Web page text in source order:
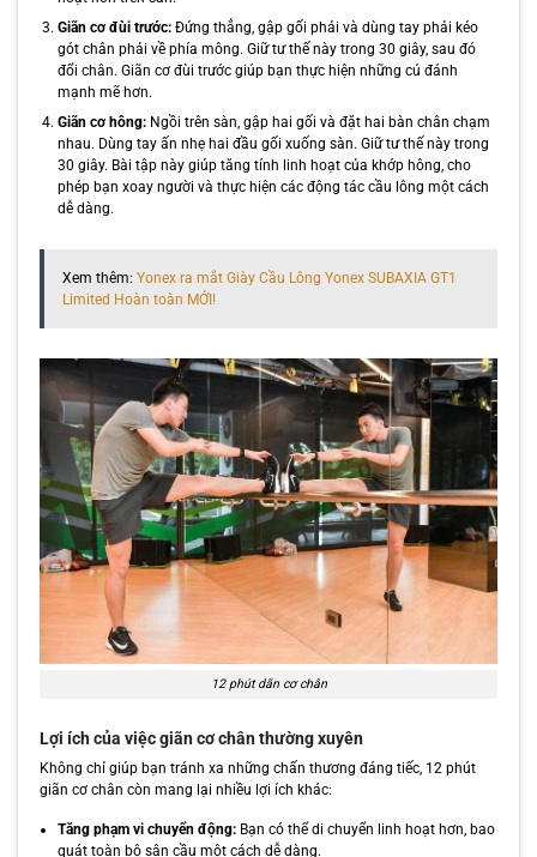
Giãn cơ đùi trước:Đứng thẳng, gập gối phải và dùng tay phải kéo
gót chân phải về phía mông. Giữ tư thế này trong 30 giây, sau đó
đổi chân. Giãn cơ đùi trước giúp bạn thực hiện những cú đánh
mạnh mẽ hơn.
Giãn cơ hông:Ngồi trên sàn, gập hai gối và đặt hai bàn chân chạm
nhau. Dùng tay ấn nhẹ hai đầu gối xuống sàn. Giữ tư thế này trong
30 giây. Bài tập này giúp tăng tính linh hoạt của khớp hông, cho
phép bạn xoay người và thực hiện các động tác cầu lông một cách
dễ dàng.
Xem thêm: Yonex ra mắt Giày Cầu Lông Yonex SUBAXIA GT1
Limited Hoàn toàn MỚI!
12 phút dãn cơ chân
Lợi ích của việc giãn cơ chân thường xuyên
Không chỉ giúp bạn tránh xa những chấn thương đáng tiếc, 12 phút
giãn cơ chân còn mang lại nhiều lợi ích khác:
Tăng phạm vi chuyển động:Bạn có thể di chuyển linh hoạt hơn, bao
quát toàn bộ sân cầu một cách dễ dàng.